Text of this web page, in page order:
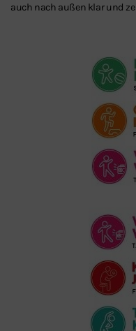
auch nach außen klar und